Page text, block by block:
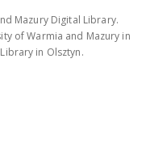
Mazury Digital Library.
of Warmia and Mazury in
in Olsztyn.